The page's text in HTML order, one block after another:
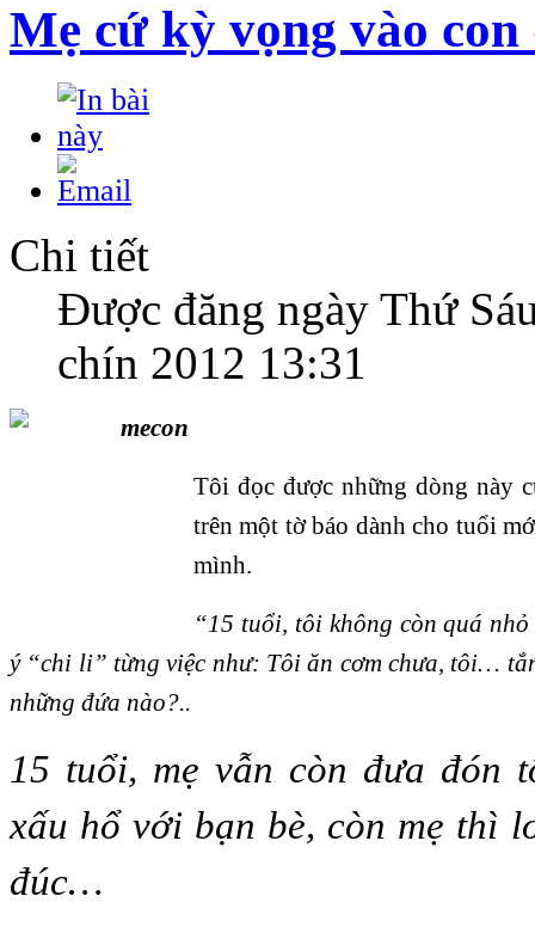
Mẹ cứ kỳ vọng vào
Chi tiết
Được đăng ngày Thứ
chín 2012 13:31
Tôi đọc được những dòng này
trên một tờ báo dành cho tuổi
mình.
“15 tuổi, tôi không còn quá
ý “chi li” từng việc như: Tôi ăn cơm chưa, tôi…
những đứa nào?..
15 tuổi, mẹ vẫn còn đưa đón
xấu hổ với bạn bè, còn mẹ thì
đúc…